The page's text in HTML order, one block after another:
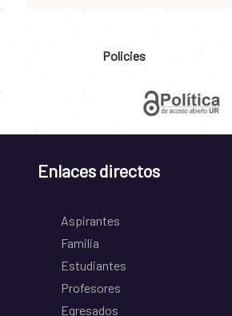
Policies
Enlaces directos
Aspirantes
Familia
Estudiantes
Profesores
Egresados